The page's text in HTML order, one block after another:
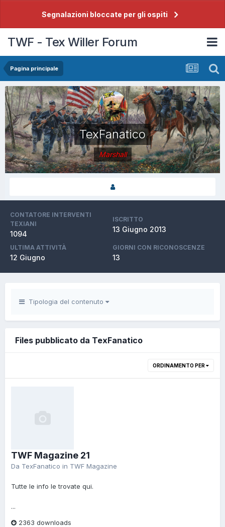
Segnalazioni bloccate per gli ospiti
TWF - Tex Willer Forum
Pagina principale
TexFanatico
Marshall
CONTATORE INTERVENTI
TEXIANI
1094
ISCRITTO
13 Giugno 2013
ULTIMA ATTIVITÀ
12 Giugno
GIORNI CON RICONOSCENZE
13
Tipologia del contenuto
Files pubblicato da TexFanatico
ORDINAMENTO PER
TWF Magazine 21
Da TexFanatico in TWF Magazine
Tutte le info le trovate qui.
...
2363 downloads